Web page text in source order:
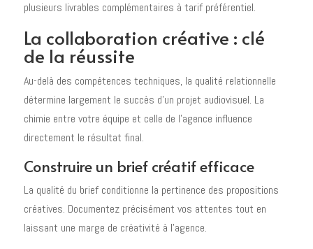
plusieurs livrables complémentaires à tarif préférentiel.
La collaboration créative : clé
de la réussite
Au-delà des compétences techniques, la qualité relationnelle
détermine largement le succès d'un projet audiovisuel. La
chimie entre votre équipe et celle de l'agence influence
directement le résultat final.
Construire un brief créatif efficace
La qualité du brief conditionne la pertinence des propositions
créatives. Documentez précisément vos attentes tout en
laissant une marge de créativité à l'agence.